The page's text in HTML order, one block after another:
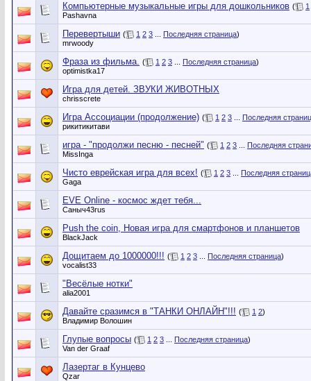
Компьютерные музыкальные игры для дошкольников (
1
Pashavna
Перевертыши ( 1 2 3 Последняя страница)
mrwoody
Фраза из фильма. ( 1 2 3 Последняя страница)
optimistka17
Игра для детей. ЗВУКИ ЖИВОТНЫХ
chrisscrete
Игра Ассоциации (продолжение) ( 1 2 3
Последняя
рикитикитави
игра - "продолжи песню - песней" ( 1 2 3
Последняя
MissInga
Чисто еврейская игра для всех! ( 1 2 3
Последняя
Gaga
EVE Online - космос ждет тебя...
Саныч43rus
Push the coin, Новая игра для смартфонов и планшетов
BlackJack
Дощитаем до 1000000!!! ( 1 2 3 Последняя страница)
vocalist33
"Весёлые нотки"
alia2001
Давайте сразимся в "ТАНКИ ОНЛАЙН"!!! ( 1 2)
Владимир Волошин
Глупые вопросы ( 1 2 3 Последняя страница)
Van der Graaf
Лазертаг в Кунцево
Qzar